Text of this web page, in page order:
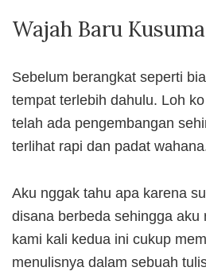
Wajah Baru
Sebelum berangkat seperti
tempat terlebih dahulu. Loh
telah ada pengembangan
terlihat rapi dan padat
Aku nggak tahu apa karena
disana berbeda sehingga aku
kami kali kedua ini cukup
menulisnya dalam sebuah